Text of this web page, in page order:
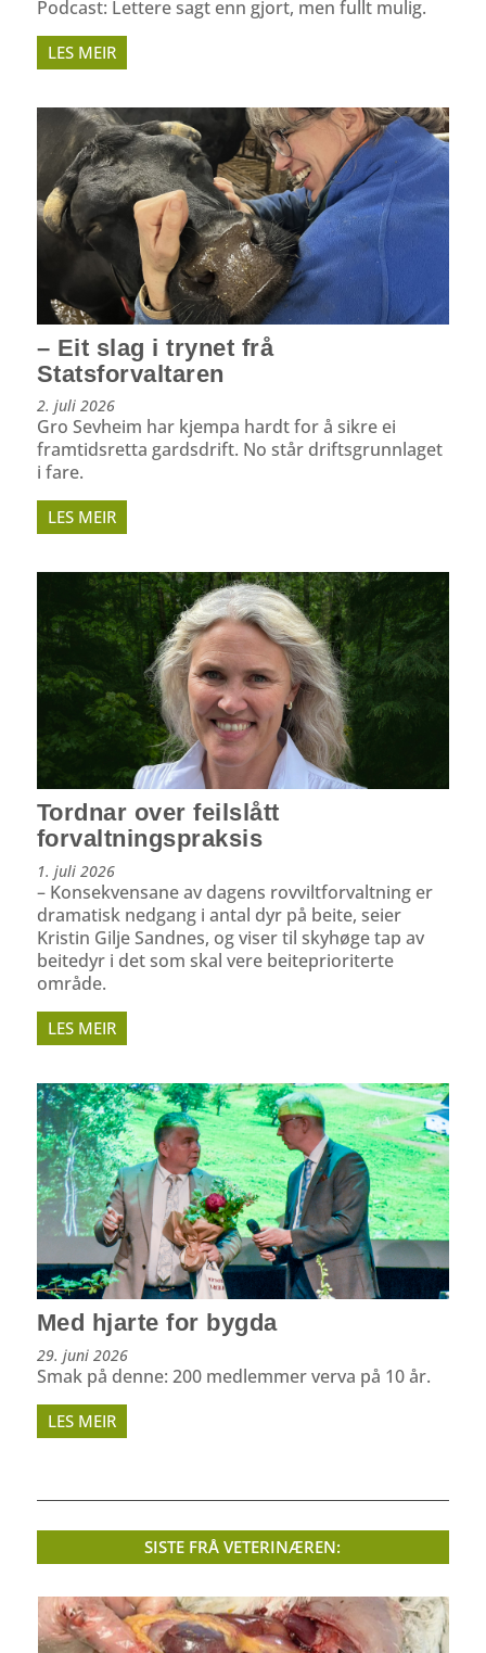
Podcast: Lettere sagt enn gjort, men fullt mulig.
LES MEIR
– Eit slag i trynet frå
Statsforvaltaren
2. juli 2026
Gro Sevheim har kjempa hardt for å sikre ei
framtidsretta gardsdrift. No står driftsgrunnlaget
i fare.
LES MEIR
Tordnar over feilslått
forvaltningspraksis
1. juli 2026
– Konsekvensane av dagens rovviltforvaltning er
dramatisk nedgang i antal dyr på beite, seier
Kristin Gilje Sandnes, og viser til skyhøge tap av
beitedyr i det som skal vere beiteprioriterte
område.
LES MEIR
Med hjarte for bygda
29. juni 2026
Smak på denne: 200 medlemmer verva på 10 år.
LES MEIR
SISTE FRÅ VETERINÆREN: